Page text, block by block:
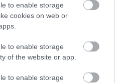
to enable storage
cookies on web or
to enable storage
of the website or app.
to enable storage
MESEKERT VÁRJA A
– HÁROM NAPON ÁT ING...
augusztus 06